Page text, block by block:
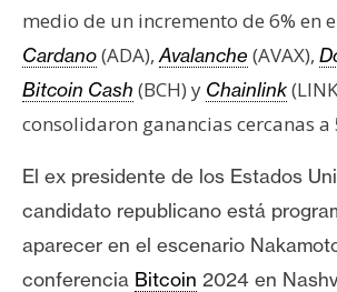
medio de un incremento de 6% en
Cardano(ADA), Avalanche (AVAX),
Bitcoin Cash (BCH) y Chainlink
consolidaron ganancias cercanas a
El ex presidente de los Estados
candidato republicano está
aparecer en el escenario
conferencia Bitcoin 2024 en